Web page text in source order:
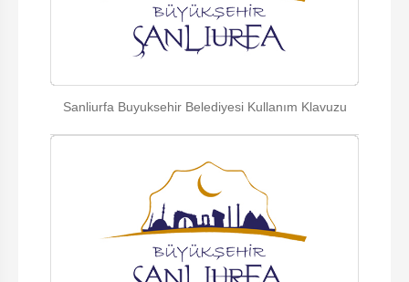
Sanliurfa Buyuksehir Belediyesi Kullanım Klavuzu